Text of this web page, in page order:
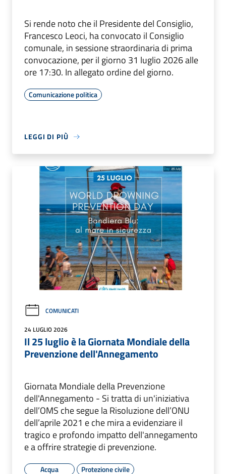
Si rende noto che il Presidente del Consiglio,
Francesco Leoci, ha convocato il Consiglio
comunale, in sessione straordinaria di prima
convocazione, per il giorno 31 luglio 2026 alle
ore 17:30. In allegato ordine del giorno.
Comunicazione politica
LEGGI DI PIÙ
COMUNICATI
24 LUGLIO 2026
Il 25 luglio è la Giornata Mondiale della
Prevenzione dell'Annegamento
Giornata Mondiale della Prevenzione
dell'Annegamento - Si tratta di un'iniziativa
dell’OMS che segue la Risoluzione dell’ONU
dell’aprile 2021 e che mira a evidenziare il
tragico e profondo impatto dell'annegamento
e a offrire strategie di prevenzione.
Acqua Protezione civile